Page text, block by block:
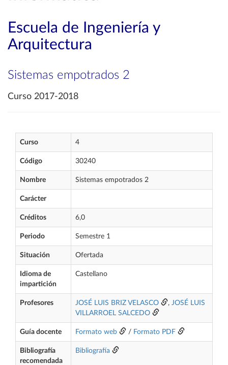
Escuela de Ingeniería y
Arquitectura
Sistemas empotrados 2
Curso 2017-2018
Curso 4
Código 30240
Nombre Sistemas empotrados 2
Carácter
Créditos 6,0
Periodo Semestre 1
Situación Ofertada
Idioma de
impartición
Castellano
Profesores JOSÉ LUIS BRIZ VELASCO , JOSÉ LUIS
VILLARROEL SALCEDO
Guía docente Formato web / Formato PDF
Bibliografía
recomendada
Bibliografía